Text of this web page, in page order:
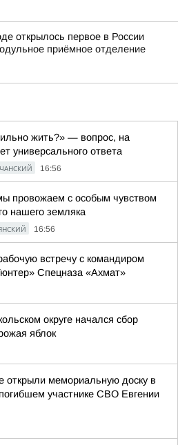
открылось первое в России
приёмное отделение
жить?» — вопрос, на
универсального ответа
16:56
провожаем с особым чувством
нашего земляка
16:56
встречу с командиром
Спецназа «Ахмат»
округе начался сбор
яблок
открыли мемориальную доску в
участнике СВО Евгении